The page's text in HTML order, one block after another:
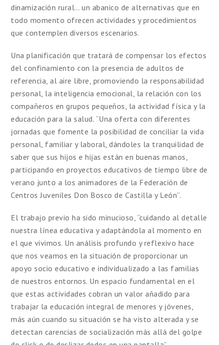
dinamización rural… un abanico de alternativas que en
todo momento ofrecen actividades y procedimientos
que contemplen diversos escenarios.
Una planificación que tratará de compensar los efectos
del confinamiento con la presencia de adultos de
referencia, al aire libre, promoviendo la responsabilidad
personal, la inteligencia emocional, la relación con los
compañeros en grupos pequeños, la actividad física y la
educación para la salud. “Una oferta con diferentes
jornadas que fomente la posibilidad de conciliar la vida
personal, familiar y laboral, dándoles la tranquilidad de
saber que sus hijos e hijas están en buenas manos,
participando en proyectos educativos de tiempo libre de
verano junto a los animadores de la Federación de
Centros Juveniles Don Bosco de Castilla y León”.
El trabajo previo ha sido minucioso, “cuidando al detalle
nuestra línea educativa y adaptándola al momento en
el que vivimos. Un análisis profundo y reflexivo hace
que nos veamos en la situación de proporcionar un
apoyo socio educativo e individualizado a las familias
de nuestros entornos. Un espacio fundamental en el
que estas actividades cobran un valor añadido para
trabajar la educación integral de menores y jóvenes,
más aún cuando su situación se ha visto alterada y se
detectan carencias de socialización más allá del golpe